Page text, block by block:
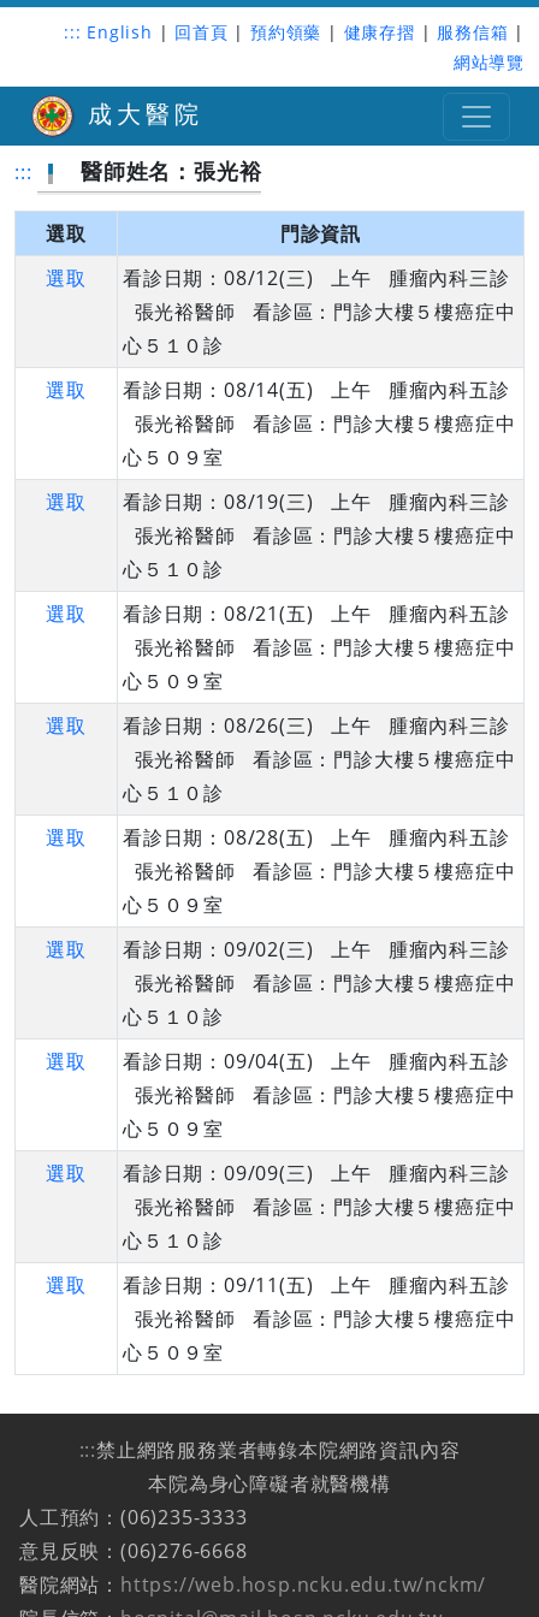
::: English | 回首頁 | 預約領藥 | 健康存摺 | 服務信箱 |
網站導覽
成大醫院
::: 醫師姓名：張光裕
選取
門診資訊
選取
看診日期：08/12(三) 上午 腫瘤內科三診
張光裕醫師 看診區：門診大樓５樓癌症中
心５１０診
選取
看診日期：08/14(五) 上午 腫瘤內科五診
張光裕醫師 看診區：門診大樓５樓癌症中
心５０９室
選取
看診日期：08/19(三) 上午 腫瘤內科三診
張光裕醫師 看診區：門診大樓５樓癌症中
心５１０診
選取
看診日期：08/21(五) 上午 腫瘤內科五診
張光裕醫師 看診區：門診大樓５樓癌症中
心５０９室
選取
看診日期：08/26(三) 上午 腫瘤內科三診
張光裕醫師 看診區：門診大樓５樓癌症中
心５１０診
選取
看診日期：08/28(五) 上午 腫瘤內科五診
張光裕醫師 看診區：門診大樓５樓癌症中
心５０９室
選取
看診日期：09/02(三) 上午 腫瘤內科三診
張光裕醫師 看診區：門診大樓５樓癌症中
心５１０診
選取
看診日期：09/04(五) 上午 腫瘤內科五診
張光裕醫師 看診區：門診大樓５樓癌症中
心５０９室
選取
看診日期：09/09(三) 上午 腫瘤內科三診
張光裕醫師 看診區：門診大樓５樓癌症中
心５１０診
選取
看診日期：09/11(五) 上午 腫瘤內科五診
張光裕醫師 看診區：門診大樓５樓癌症中
心５０９室
:::禁止網路服務業者轉錄本院網路資訊內容
本院為身心障礙者就醫機構
人工預約：(06)235-3333
意見反映：(06)276-6668
醫院網站： https://web.hosp.ncku.edu.tw/nckm/